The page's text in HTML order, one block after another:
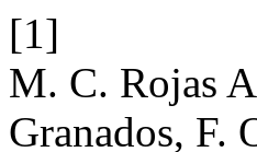
[1]
M. C. Rojas
Granados, F.